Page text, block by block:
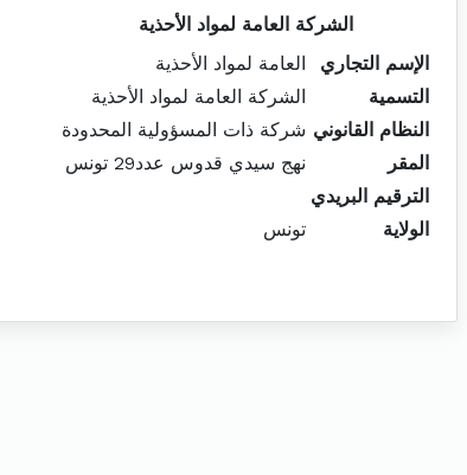
الشركة العامة لمواد الأحذية
الإسم التجاري
العامة لمواد الأحذية
التسمية
الشركة العامة لمواد الأحذية
النظام القانوني شركة ذات المسؤولية المحدودة
المقر
نهج سيدي قدوس عدد29 تونس
الترقيم البريدي
الولاية
تونس